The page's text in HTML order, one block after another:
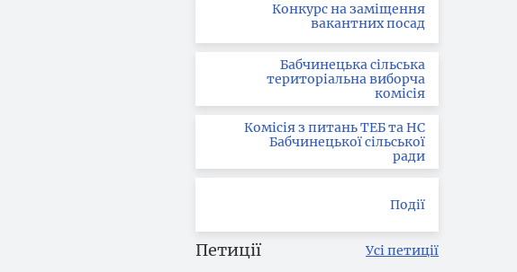
Конкурс на заміщення
вакантних посад
Бабчинецька сільська
територіальна виборча
комісія
Комісія з питань ТЕБ та НС
Бабчинецької сільської
ради
Події
Петиції Усі петиції